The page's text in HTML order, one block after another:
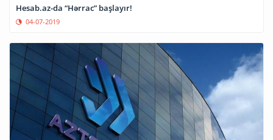
Hesab.az-da “Hərrac” başlayır!
04-07-2019